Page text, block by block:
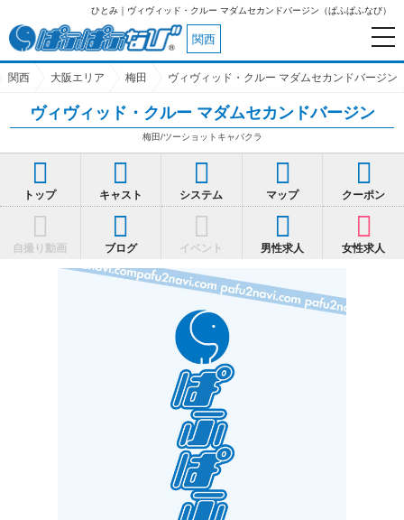
ひとみ｜ヴィヴィッド・クルー マダムセカンドバージン（ぱふぱふなび）
関西
関西 大阪エリア 梅田 ヴィヴィッド・クルー マダムセカンドバージン
ヴィヴィッド・クルー マダムセカンドバージン
梅田/ツーショットキャバクラ
トップ キャスト システム マップ クーポン
自撮り動画 ブログ イベント 男性求人 女性求人